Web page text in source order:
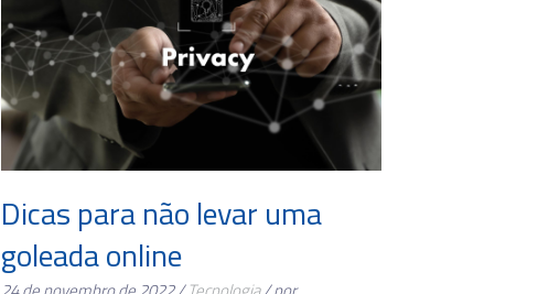
Dicas para não levar uma
goleada online